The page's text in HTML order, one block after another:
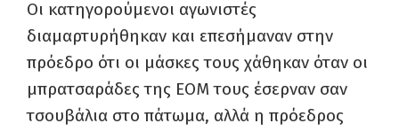
Οι κατηγορούμενοι αγωνιστές
διαμαρτυρήθηκαν και επεσήμαναν στην
πρόεδρο ότι οι μάσκες τους χάθηκαν όταν οι
μπρατσαράδες της ΕΟΜ τους έσερναν σαν
τσουβάλια στο πάτωμα, αλλά η πρόεδρος